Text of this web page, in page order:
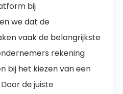
bij
we dat de
vaak de belangrijkste
rekening
bij het kiezen van een
de juiste